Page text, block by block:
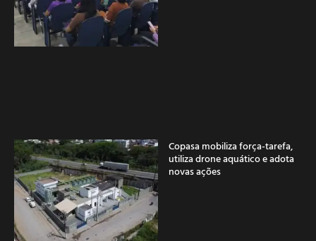
Copasa mobiliza força-tarefa,
utiliza drone aquático e adota
novas ações